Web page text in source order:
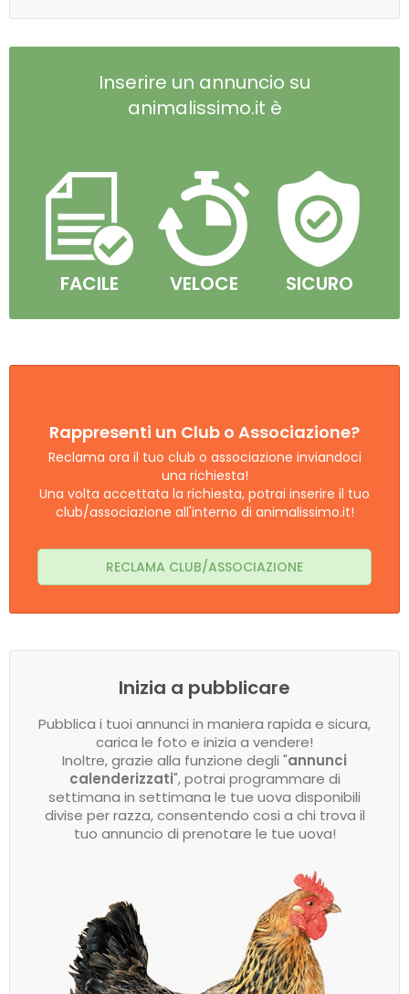
Inserire un annuncio su
animalissimo.it è
FACILE VELOCE SICURO
Rappresenti un Club o Associazione?
Reclama ora il tuo club o associazione inviandoci
una richiesta!
Una volta accettata la richiesta, potrai inserire il tuo
club/associazione all'interno di animalissimo.it!
RECLAMA CLUB/ASSOCIAZIONE
Inizia a pubblicare
Pubblica i tuoi annunci in maniera rapida e sicura,
carica le foto e inizia a vendere!
Inoltre, grazie alla funzione degli "annunci
calenderizzati", potrai programmare di
settimana in settimana le tue uova disponibili
divise per razza, consentendo cosi a chi trova il
tuo annuncio di prenotare le tue uova!